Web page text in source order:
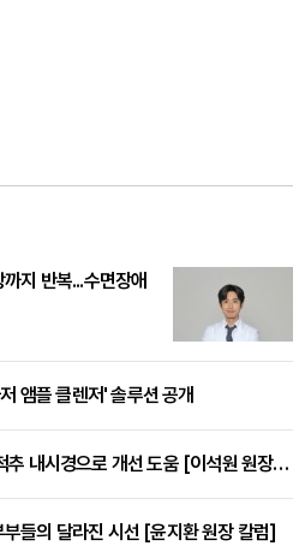
지 반복...수면장애
앰플 클렌저' 솔루션 공개
척추관협착증 치료, 양방향 척추 내시경으로 개선 도움 [이석원 원장 칼럼]
들의 달라진 시선 [윤지환 원장 칼럼]